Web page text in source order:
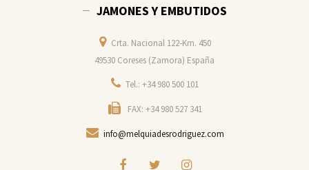
JAMONES Y EMBUTIDOS
Crta. Nacional 122-Km. 450
49530 Coreses (Zamora) España
Tel.: +34 980 500 101
FAX: +34 980 527 341
info@melquiadesrodriguez.com